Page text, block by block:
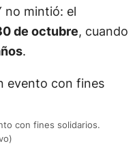
no mintió: el
de octubre, cuando
.
con fines solidarios.